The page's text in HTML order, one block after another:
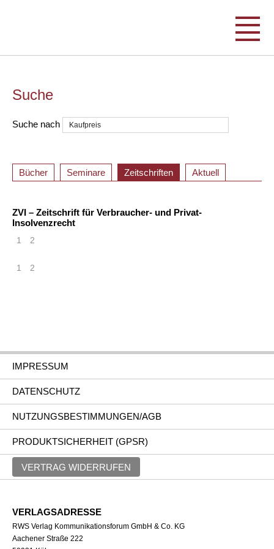
Suche
Suche nach
Bücher Seminare Zeitschriften Aktuell
ZVI – Zeitschrift für Verbraucher- und Privat-
Insolvenzrecht
1 2
1 2
IMPRESSUM
DATENSCHUTZ
NUTZUNGSBESTIMMUNGEN/AGB
PRODUKTSICHERHEIT (GPSR)
VERTRAG WIDERRUFEN
VERLAGSADRESSE
RWS Verlag Kommunikationsforum GmbH & Co. KG
Aachener Straße 222